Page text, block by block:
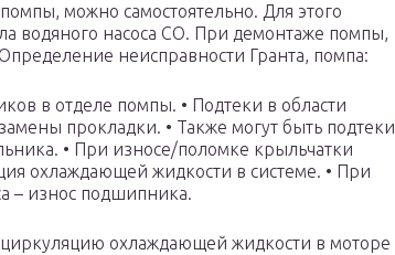
можно самостоятельно. Для этого
водяного насоса СО. При демонтаже помпы,
неисправности Гранта, помпа:
в отделе помпы. • Подтеки в области
прокладки. • Также могут быть подтеки
• При износе/поломке крыльчатки
охлаждающей жидкости в системе. • При
– износ подшипника.
охлаждающей жидкости в моторе